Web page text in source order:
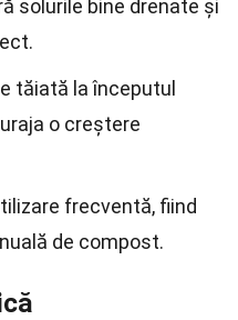
solurile bine drenate și
tăiată la începutul
o creștere
frecventă, fiind
de compost.